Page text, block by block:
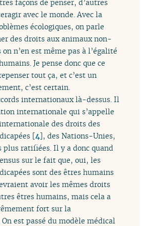
façons de penser, d’autres
avec le monde. Avec la
écologiques, on parle
des droits aux animaux non-
n’en est même pas à l’égalité
Je pense donc que ce
tout ça, et c’est un
c’est certain.
internationaux là-dessus. Il
internationale qui s’appelle
des droits des
[4], des Nations-Unies,
plus ratifiées. Il y a donc quand
sur le fait que, oui, les
sont des êtres humains
avoir les mêmes droits
êtres humains, mais cela a
fort sur la
est passé du modèle médical